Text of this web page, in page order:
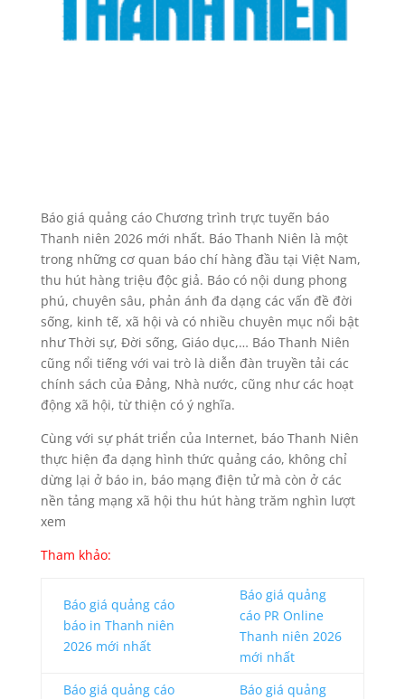
Báo giá quảng cáo Chương trình trực tuyến báo
Thanh niên 2026 mới nhất. Báo Thanh Niên là một
trong những cơ quan báo chí hàng đầu tại Việt Nam,
thu hút hàng triệu độc giả. Báo có nội dung phong
phú, chuyên sâu, phản ánh đa dạng các vấn đề đời
sống, kinh tế, xã hội và có nhiều chuyên mục nổi bật
như Thời sự, Đời sống, Giáo dục,… Báo Thanh Niên
cũng nổi tiếng với vai trò là diễn đàn truyền tải các
chính sách của Đảng, Nhà nước, cũng như các hoạt
động xã hội, từ thiện có ý nghĩa.
Cùng với sự phát triển của Internet, báo Thanh Niên
thực hiện đa dạng hình thức quảng cáo, không chỉ
dừng lại ở báo in, báo mạng điện tử mà còn ở các
nền tảng mạng xã hội thu hút hàng trăm nghìn lượt
xem
Tham khảo:
Báo giá quảng cáo
báo in Thanh niên
2026 mới nhất
Báo giá quảng
cáo PR Online
Thanh niên 2026
mới nhất
Báo giá quảng cáo
Báo giá quảng